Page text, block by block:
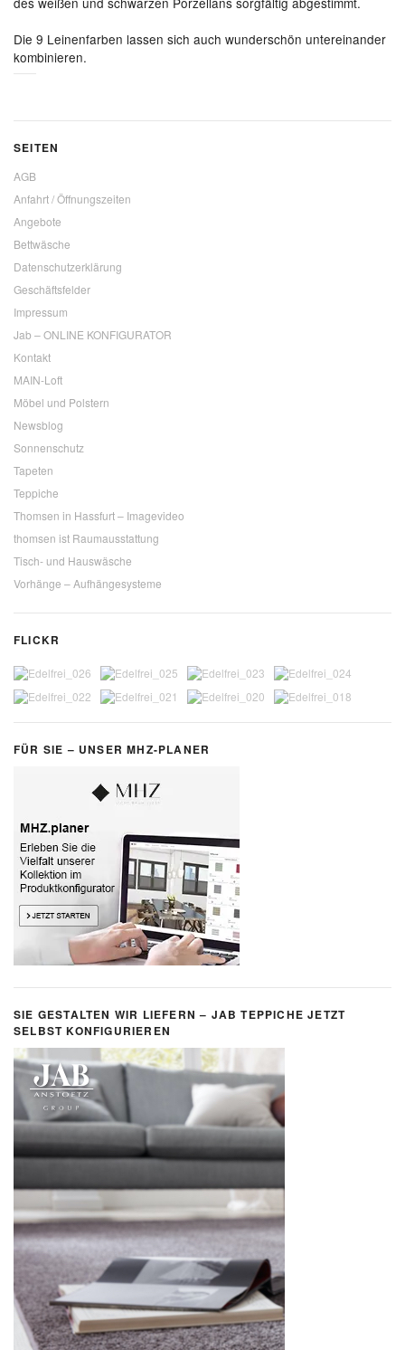
Die 9 Leinenfarben lassen sich auch wunderschön untereinander
kombinieren.
SEITEN
AGB
Anfahrt / Öffnungszeiten
Angebote
Bettwäsche
Datenschutzerklärung
Geschäftsfelder
Impressum
Jab – ONLINE KONFIGURATOR
Kontakt
MAIN-Loft
Möbel und Polstern
Newsblog
Sonnenschutz
Tapeten
Teppiche
Thomsen in Hassfurt – Imagevideo
thomsen ist Raumausstattung
Tisch- und Hauswäsche
Vorhänge – Aufhängesysteme
FLICKR
FÜR SIE – UNSER MHZ-PLANER
SIE GESTALTEN WIR LIEFERN – JAB TEPPICHE JETZT
SELBST KONFIGURIEREN